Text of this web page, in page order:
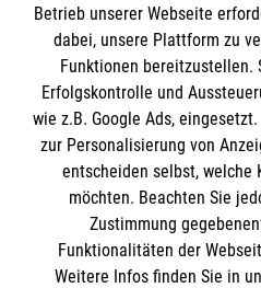
IBAN: DE10 3706 0120
BIC: GENODED 1PA7
Betrieb unserer Webseite
dabei, unsere Plattform zu
Funktionen bereitzustellen.
Erfolgskontrolle und
wie z.B. Google Ads,
zur Personalisierung von
entscheiden selbst, welche
möchten. Beachten Sie
Zustimmung
Funktionalitäten der
Weitere Infos finden Sie in